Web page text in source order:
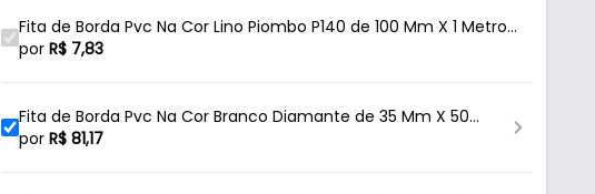
Fita de Borda Pvc Na Cor Lino Piombo P140 de 100 Mm X 1 Metro
Rehau
por R$ 7,83
Fita de Borda Pvc Na Cor Branco Diamante de 35 Mm X 50
Metros Rehau
por R$ 81,17